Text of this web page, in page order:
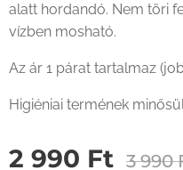
alatt hordandó. Nem töri
vízben mosható.
Az ár 1 párat tartalmaz
Higiéniai termének
2 990 Ft 3 990